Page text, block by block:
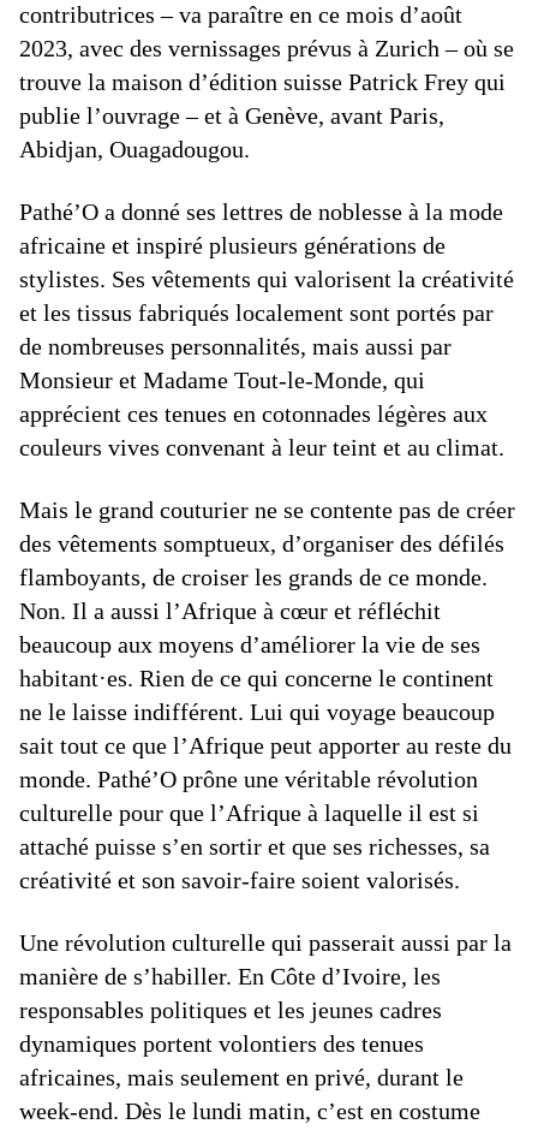
contributrices – va paraître en ce mois d’août
2023, avec des vernissages prévus à Zurich – où se
trouve la maison d’édition suisse Patrick Frey qui
publie l’ouvrage – et à Genève, avant Paris,
Abidjan, Ouagadougou.
Pathé’O a donné ses lettres de noblesse à la mode
africaine et inspiré plusieurs générations de
stylistes. Ses vêtements qui valorisent la créativité
et les tissus fabriqués localement sont portés par
de nombreuses personnalités, mais aussi par
Monsieur et Madame Tout-le-Monde, qui
apprécient ces tenues en cotonnades légères aux
couleurs vives convenant à leur teint et au climat.
Mais le grand couturier ne se contente pas de créer
des vêtements somptueux, d’organiser des défilés
flamboyants, de croiser les grands de ce monde.
Non. Il a aussi l’Afrique à cœur et réfléchit
beaucoup aux moyens d’améliorer la vie de ses
habitant·es. Rien de ce qui concerne le continent
ne le laisse indifférent. Lui qui voyage beaucoup
sait tout ce que l’Afrique peut apporter au reste du
monde. Pathé’O prône une véritable révolution
culturelle pour que l’Afrique à laquelle il est si
attaché puisse s’en sortir et que ses richesses, sa
créativité et son savoir-faire soient valorisés.
Une révolution culturelle qui passerait aussi par la
manière de s’habiller. En Côte d’Ivoire, les
responsables politiques et les jeunes cadres
dynamiques portent volontiers des tenues
africaines, mais seulement en privé, durant le
week-end. Dès le lundi matin, c’est en costume